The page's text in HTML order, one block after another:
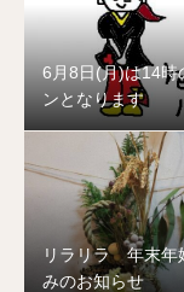
6月8日(月)は14時
ンとなります
リラリラ 年末年
みのお知らせ